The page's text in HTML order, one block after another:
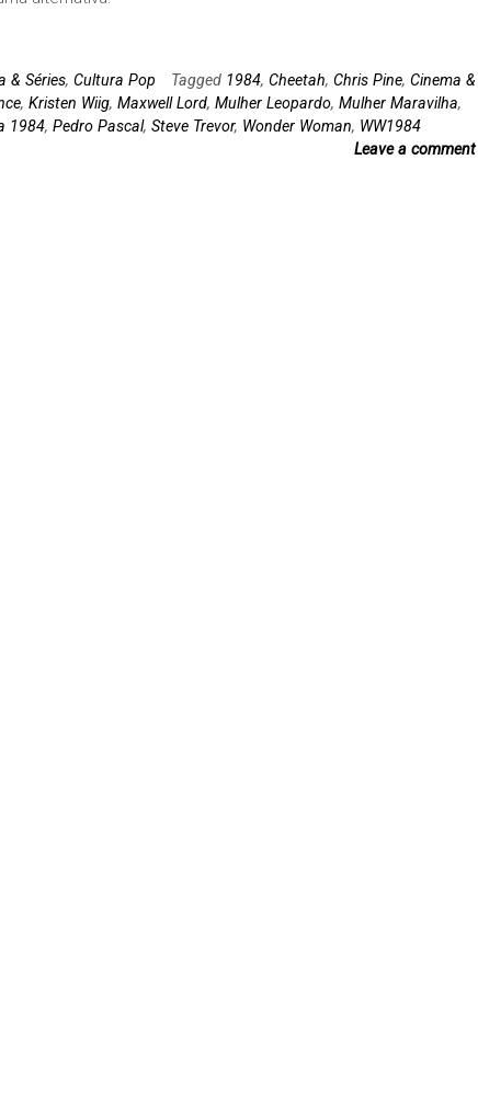
& Séries, Cultura Pop Tagged 1984, Cheetah, Chris Pine, Cinema &
, Kristen Wiig, Maxwell Lord, Mulher Leopardo, Mulher Maravilha,
1984, Pedro Pascal, Steve Trevor, Wonder Woman, WW1984
Leave a comment